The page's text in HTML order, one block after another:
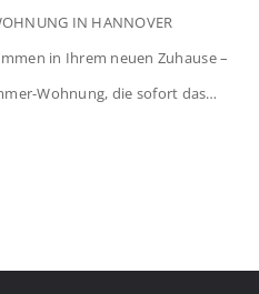
IN HANNOVER
in Ihrem neuen Zuhause –
Wohnung, die sofort das